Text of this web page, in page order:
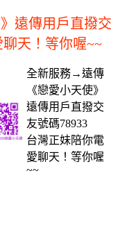
遠傳用戶直撥交
天！等你喔~~
全新服務→遠傳
《戀愛小天使》
遠傳用戶直撥交
友號碼78933
台灣正妹陪你電
愛聊天！等你喔
~~